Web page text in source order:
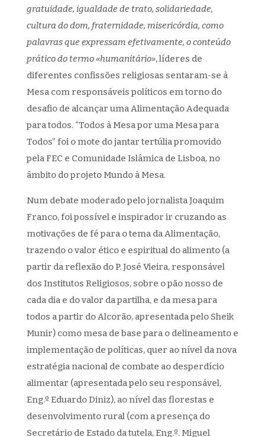
gratuidade, igualdade de trato, solidariedade,
cultura do dom, fraternidade, misericórdia, como
palavras que expressam efetivamente, o conteúdo
prático do termo «humanitário», líderes de
diferentes confissões religiosas sentaram-se à
Mesa com responsáveis políticos em torno do
desafio de alcançar uma Alimentação Adequada
para todos. “Todos à Mesa por uma Mesa para
Todos” foi o mote do jantar tertúlia promovido
pela FEC e Comunidade Islâmica de Lisboa, no
âmbito do projeto Mundo à Mesa.
Num debate moderado pelo jornalista Joaquim
Franco, foi possível e inspirador ir cruzando as
motivações de fé para o tema da Alimentação,
trazendo o valor ético e espiritual do alimento (a
partir da reflexão do P. José Vieira, responsável
dos Institutos Religiosos, sobre o pão nosso de
cada dia e do valor da partilha, e da mesa para
todos a partir do Alcorão, apresentada pelo Sheik
Munir) como mesa de base para o delineamento e
implementação de políticas, quer ao nível da nova
estratégia nacional de combate ao desperdício
alimentar (apresentada pelo seu responsável,
Eng.º Eduardo Diniz), ao nível das florestas e
desenvolvimento rural (com a presença do
Secretário de Estado da tutela, Eng.º. Miguel